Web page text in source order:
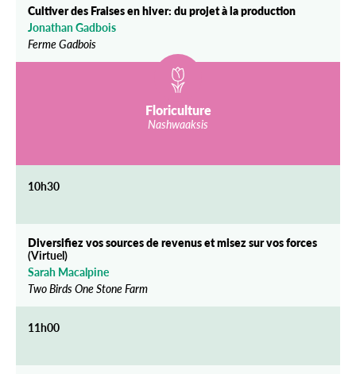
Cultiver des Fraises en hiver: du projet à la production
Jonathan Gadbois
Ferme Gadbois
Floriculture
Nashwaaksis
10h30
Diversifiez vos sources de revenus et misez sur vos forces
(Virtuel)
Sarah Macalpine
Two Birds One Stone Farm
11h00